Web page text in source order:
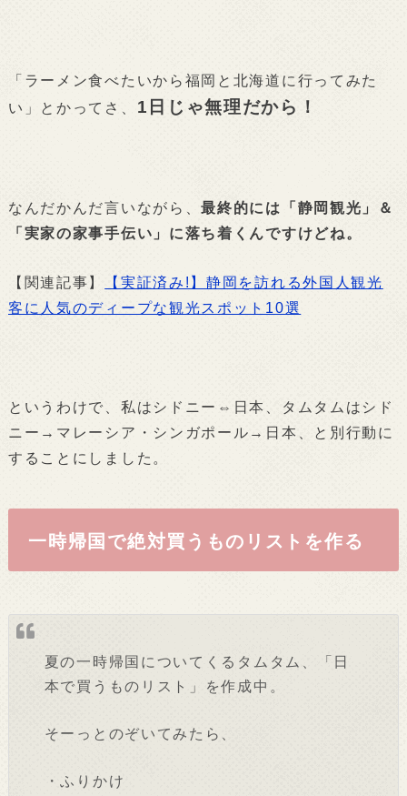
「ラーメン食べたいから福岡と北海道に行ってみた
い」とかってさ、 1日じゃ無理だから！
なんだかんだ言いながら、最終的には「静岡観光」＆
「実家の家事手伝い」に落ち着くんですけどね。
【関連記事】
【実証済み!】静岡を訪れる外国人観光
客に人気のディープな観光スポット10選
というわけで、私はシドニー⇔日本、タムタムはシド
ニー→マレーシア・シンガポール→日本、と別行動に
することにしました。
一時帰国で絶対買うものリストを作る
夏の一時帰国についてくるタムタム、「日
本で買うものリスト」を作成中。
そーっとのぞいてみたら、
・ふりかけ